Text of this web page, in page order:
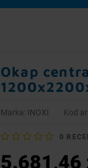
Okap
Marka: INOXI Kod
0
5.681,46